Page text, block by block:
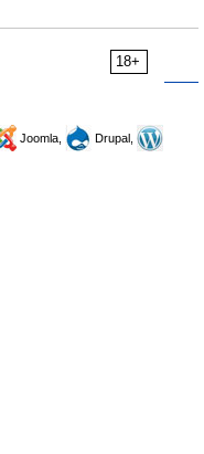
18+
Joomla,
Drupal,